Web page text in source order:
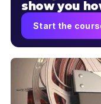
show you
Start the